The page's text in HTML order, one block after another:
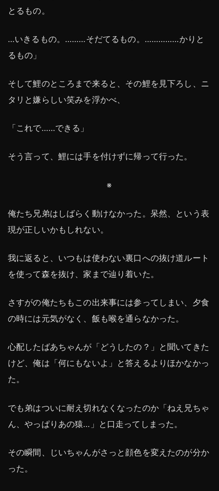
とるもの。
…いきるもの。………そだてるもの。……………かりと
るもの」
そして鯉のところまで来ると、その鯉を見下ろし、ニ
タリと嫌らしい笑みを浮かべ、
「これで……できる」
そう言って、鯉には手を付けずに帰って行った。
※
俺たち兄弟はしばらく動けなかった。呆然、という表
現が正しいかもしれない。
我に返ると、いつもは使わない裏口への抜け道ルート
を使って森を抜け、家まで辿り着いた。
さすがの俺たちもこの出来事には参ってしまい、夕食
の時には元気がなく、飯も喉を通らなかった。
心配したばあちゃんが「どうしたの？」と聞いてきた
けど、俺は「何にもないよ」と答えるよりほかなかっ
た。
でも弟はついに耐え切れなくなったのか「ねえ兄ちゃ
ん、やっぱりあの猿…」と口走ってしまった。
その瞬間、じいちゃんがさっと顔色を変えたのが分か
った。